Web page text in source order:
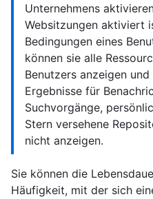
Unternehmens
Websitzungen aktiviert
Bedingungen eines
können sie alle
Benutzers anzeigen
Ergebnisse für
Suchvorgänge,
Stern versehene
nicht anzeigen.
Sie können die
Häufigkeit, mit der sich